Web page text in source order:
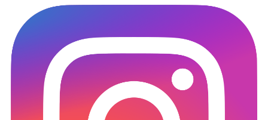
Memerlukan ruang
penyimpanan yang kecil
Menawarkan fitur sticker